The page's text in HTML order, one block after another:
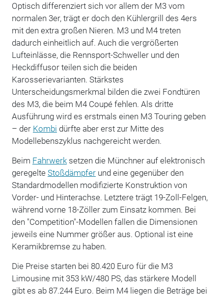
Optisch differenziert sich vor allem der M3 vom
normalen 3er, trägt er doch den Kühlergrill des 4ers
mit den extra großen Nieren. M3 und M4 treten
dadurch einheitlich auf. Auch die vergrößerten
Lufteinlässe, die Rennsport-Schweller und den
Heckdiffusor teilen sich die beiden
Karosserievarianten. Stärkstes
Unterscheidungsmerkmal bilden die zwei Fondtüren
des M3, die beim M4 Coupé fehlen. Als dritte
Ausführung wird es erstmals einen M3 Touring geben
– der Kombi dürfte aber erst zur Mitte des
Modellebenszyklus nachgereicht werden.
Beim Fahrwerksetzen die Münchner auf elektronisch
geregelte Stoßdämpferund eine gegenüber den
Standardmodellen modifizierte Konstruktion von
Vorder- und Hinterachse. Letztere trägt 19-Zoll-Felgen,
während vorne 18-Zöller zum Einsatz kommen. Bei
den "Competition"-Modellen fallen die Dimensionen
jeweils eine Nummer größer aus. Optional ist eine
Keramikbremse zu haben.
Die Preise starten bei 80.420 Euro für die M3
Limousine mit 353 kW/480 PS, das stärkere Modell
gibt es ab 87.244 Euro. Beim M4 liegen die Beträge bei